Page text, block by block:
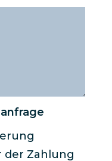
der Zahlung